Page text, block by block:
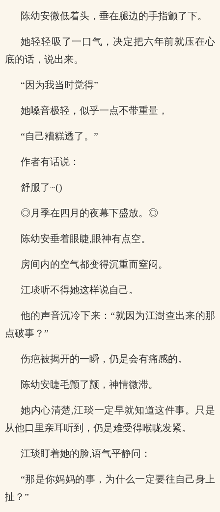
陈幼安微低着头，垂在腿边的手指颤了下。
她轻轻吸了一口气，决定把六年前就压在心
底的话，说出来。
“因为我当时觉得”
她嗓音极轻，似乎一点不带重量，
“自己糟糕透了。”
作者有话说：
舒服了~()
◎月季在四月的夜幕下盛放。◎
陈幼安垂着眼睫,眼神有点空。
房间内的空气都变得沉重而窒闷。
江琰听不得她这样说自己。
他的声音沉冷下来：“就因为江澍查出来的那
点破事？”
伤疤被揭开的一瞬，仍是会有痛感的。
陈幼安睫毛颤了颤，神情微滞。
她内心清楚,江琰一定早就知道这件事。只是
从他口里亲耳听到，仍是难受得喉咙发紧。
江琰盯着她的脸,语气平静问：
“那是你妈妈的事，为什么一定要往自己身上
扯？”